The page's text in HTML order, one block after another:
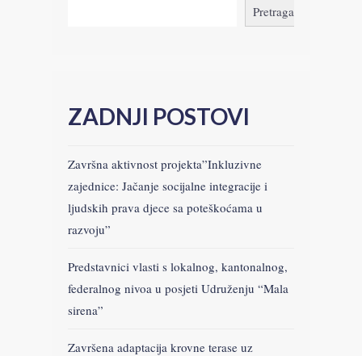
Pretraga
ZADNJI POSTOVI
Završna aktivnost projekta”Inkluzivne
zajednice: Jačanje socijalne integracije i
ljudskih prava djece sa poteškoćama u
razvoju”
Predstavnici vlasti s lokalnog, kantonalnog,
federalnog nivoa u posjeti Udruženju “Mala
sirena”
Završena adaptacija krovne terase uz